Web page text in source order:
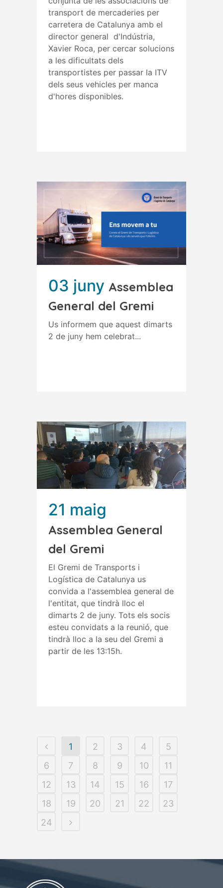
transport de mercaderies per
carretera de Catalunya amb el
director general d'Indústria,
Xavier Roca, per cercar solucions
a les dificultats dels
transportistes per passar la ITV
dels seus vehicles per manca
d'hores disponibles.
03 juny Assemblea
General del Gremi
Us informem que aquest dimarts
2 de juny hem celebrat...
21 maig
Assemblea General
del Gremi
El Gremi de Transports i
Logística de Catalunya us
convida a l'assemblea general de
l'entitat, que tindrà lloc el
dimarts 2 de juny. Tots els socis
esteu convidats a la reunió, que
tindrà lloc a la seu del Gremi a
partir de les 13:15h.
1 2 3 4
5
6
7 8 9 10
11
12
13 14 15 16
17
18
19 20 21 22
23
24